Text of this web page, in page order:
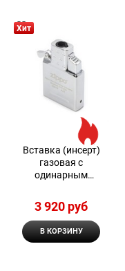
Хит
Вставка (инсерт)
газовая с
одинарным
широкой зажигалки
Zippo
3 920 руб
В КОРЗИНУ